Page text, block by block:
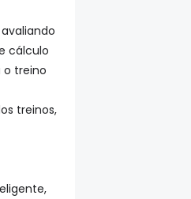
cálculo
treino
treinos,